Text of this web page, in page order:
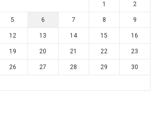
1
2
5 6 7 8 9
12 13 14 15 16
19 20 21 22 23
26 27 28 29 30